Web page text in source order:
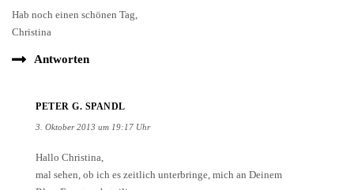
Hab noch einen schönen Tag,
Christina
Antworten
PETER G. SPANDL
3. Oktober 2013 um 19:17 Uhr
Hallo Christina,
mal sehen, ob ich es zeitlich unterbringe, mich an Deinem